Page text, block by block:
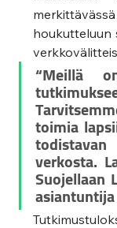
houkutteluun
“Meillä
toimia
verkosta.
Suojellaan